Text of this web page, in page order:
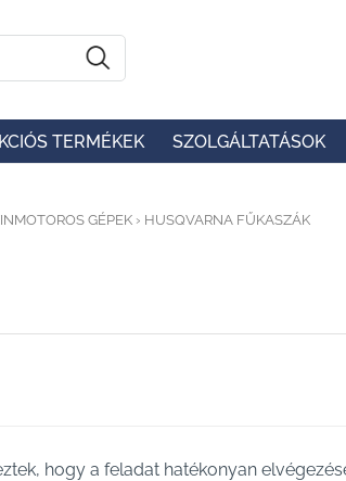
TERMÉKEK SZOLGÁLTATÁSOK
GÉPEK › HUSQVARNA FŰKASZÁK
hogy a feladat hatékonyan